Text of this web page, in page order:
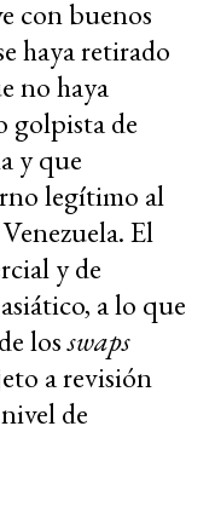
con buenos
haya retirado
no haya
golpista de
y que
legítimo al
El
y de
a lo que
losswaps
a revisión
de